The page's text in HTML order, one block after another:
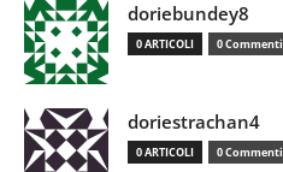
doriebundey8
0 ARTICOLI 0 Commenti
doriestrachan4
0 ARTICOLI 0 Commenti